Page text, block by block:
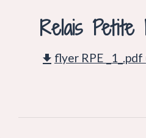
Relais Petite
file_download flyer RPE